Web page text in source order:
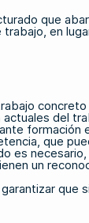
que
en
del
que
es
un
que